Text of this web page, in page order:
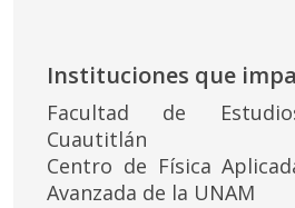
Instituciones que
Facultad de
Cuautitlán
Centro de Física
Avanzada de la UNAM